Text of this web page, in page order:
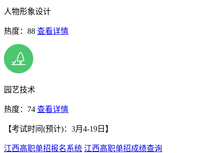
人物形象设计
热度：88 查看详情
园艺技术
热度：74 查看详情
【考试时间(预计)：3月4-19日】
江西高职单招报名系统 江西高职单招成绩查询